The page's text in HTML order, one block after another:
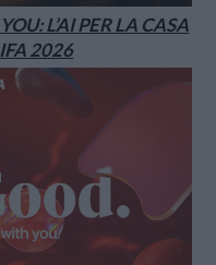
L’AI PER LA CASA
2026